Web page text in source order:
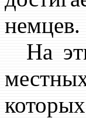
немцев.
На